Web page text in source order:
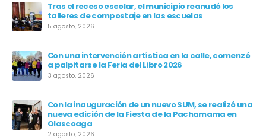
Tras el receso escolar, el municipio reanudó los
talleres de compostaje en las escuelas
5 agosto, 2026
Con una intervención artística en la calle, comenzó
a palpitarse la Feria del Libro 2026
3 agosto, 2026
Con la inauguración de un nuevo SUM, se realizó una
nueva edición de la Fiesta de la Pachamama en
Olascoaga
2 agosto, 2026